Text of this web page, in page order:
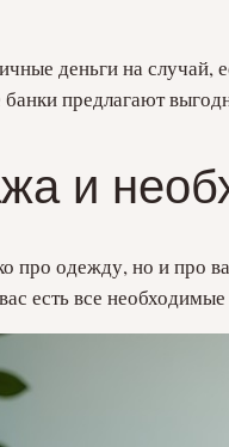
деньги на
предлагают
и
про одежду, но и про
есть все